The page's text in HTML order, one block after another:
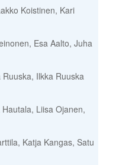
Koistinen, Kari
Esa Aalto, Juha
Ilkka Ruuska
Liisa Ojanen,
Katja Kangas, Satu